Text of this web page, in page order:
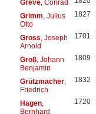
Greve, Conrad
Grimm , Julius
Otto
1827
Gross , Joseph
Arnold
1701
Groß, Johann
Benjamin
1809
Grützmacher,
Friedrich
1832
Hagen,
Bernhard
1720